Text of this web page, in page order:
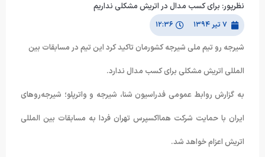
نظرپور: برای کسب مدال در اتریش مشکلی نداریم
۷ تیر ۱۳۹۴ ۱۲:۳۶
شیرجه رو تیم ملی شیرجه کشورمان تاکید کرد این تیم در مسابقات بین
المللی اتریش مشکلی برای کسب مدال ندارد.
به گزارش روابط عمومی فدراسیون شنا، شیرجه و واترپلو؛ شیرجه‌روهای
ایران با حمایت شرکت همااکسپرس تهران فردا به مسابقات بین المللی
اتریش اعزام خواهد شد.